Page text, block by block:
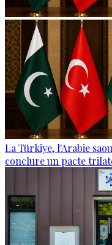
La Türkiye, l'Arabie
conclure un pacte